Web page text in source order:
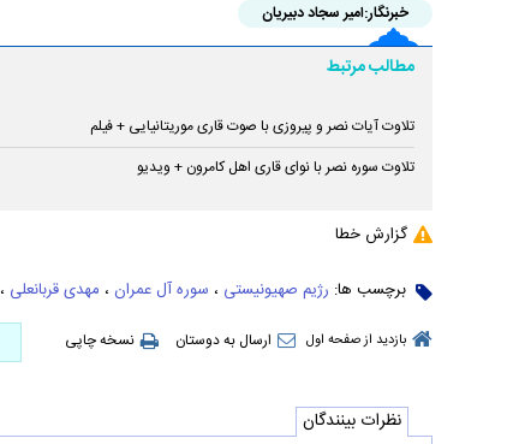
خبرنگار:امیر سجاد دبیریان
مطالب مرتبط
تلاوت آیات نصر و پیروزی با صوت قاری موریتانیایی + فیلم
تلاوت سوره نصر با نوای قاری اهل کامرون + ويديو
گزارش خطا
برچسب ها: رژیم صهیونیستی ، سوره آل عمران ، مهدی قربانعلی ،
بازدید از صفحه اول ارسال به دوستان نسخه چاپی
نظرات بینندگان